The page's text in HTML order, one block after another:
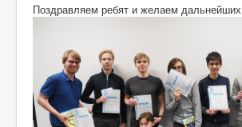
Поздравляем ребят и желаем